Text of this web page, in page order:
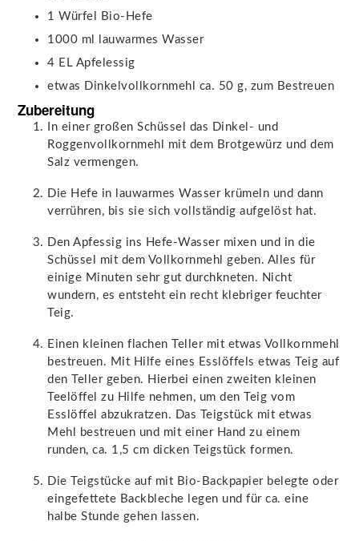
1 Würfel
Bio-Hefe
1000 ml
lauwarmes Wasser
4 EL Apfelessig
etwas Dinkelvollkornmehl
ca. 50 g, zum Bestreuen
Zubereitung
In einer großen Schüssel das Dinkel- und
Roggenvollkornmehl mit dem Brotgewürz und dem
Salz vermengen.
Die Hefe in lauwarmes Wasser krümeln und dann
verrühren, bis sie sich vollständig aufgelöst hat.
Den Apfessig ins Hefe-Wasser mixen und in die
Schüssel mit dem Vollkornmehl geben. Alles für
einige Minuten sehr gut durchkneten. Nicht
wundern, es entsteht ein recht klebriger feuchter
Teig.
Einen kleinen flachen Teller mit etwas Vollkornmehl
bestreuen. Mit Hilfe eines Esslöffels etwas Teig auf
den Teller geben. Hierbei einen zweiten kleinen
Teelöffel zu Hilfe nehmen, um den Teig vom
Esslöffel abzukratzen. Das Teigstück mit etwas
Mehl bestreuen und mit einer Hand zu einem
runden, ca. 1,5 cm dicken Teigstück formen.
Die Teigstücke auf mit Bio-Backpapier belegte oder
eingefettete Backbleche legen und für ca. eine
halbe Stunde gehen lassen.